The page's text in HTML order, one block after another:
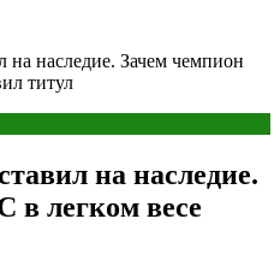
на наследие. Зачем чемпион
титул
на наследие.
в легком весе